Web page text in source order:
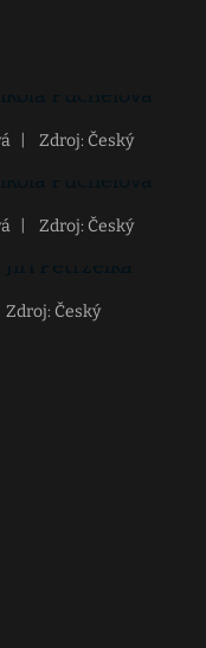
Zdroj: Český
Zdroj: Český
Zdroj: Český